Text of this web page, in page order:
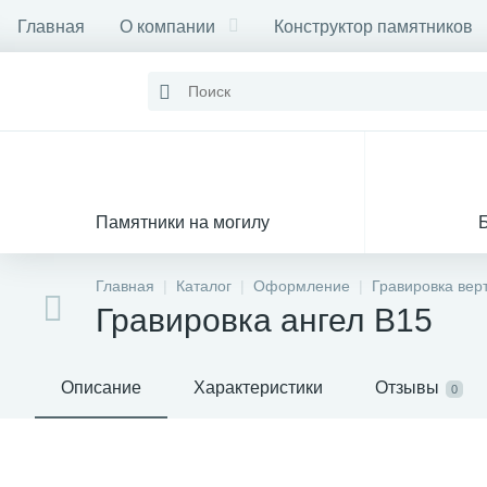
Главная О компании Конструктор памятников
Памятники на могилу
Главная Каталог Оформление Гравировка
Гравировка ангел В15
Описание Характеристики Отзывы 0